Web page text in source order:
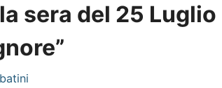
sera del 25